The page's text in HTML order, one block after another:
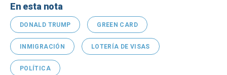
En esta nota
DONALD TRUMP GREEN CARD
INMIGRACIÓN LOTERÍA DE VISAS
POLÍTICA